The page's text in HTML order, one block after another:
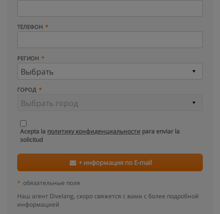
ТЕЛЕФОН
РЕГИОН
ГОРОД
Acepta la политику конфиденциальности para enviar la
solicitud
+ информация по E-mail
* обязательные поля
Наш агент Divelang, скоро свяжется с вами с более подробной
информацией